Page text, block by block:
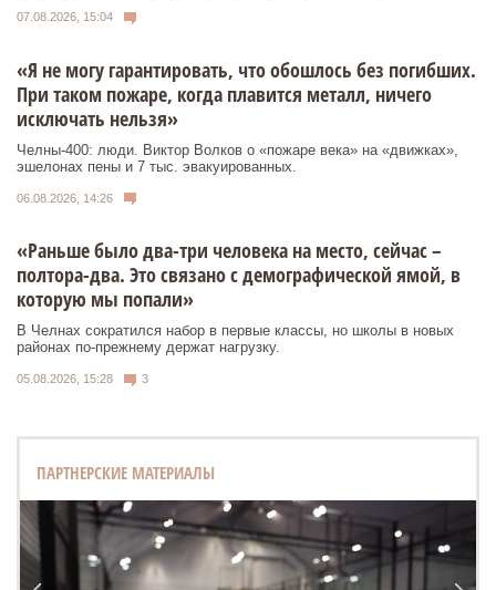
07.08.2026, 15:04
«Я не могу гарантировать, что обошлось без погибших.
При таком пожаре, когда плавится металл, ничего
исключать нельзя»
Челны-400: люди. Виктор Волков о «пожаре века» на «движках»,
эшелонах пены и 7 тыс. эвакуированных.
06.08.2026, 14:26
«Раньше было два-три человека на место, сейчас –
полтора-два. Это связано с демографической ямой, в
которую мы попали»
В Челнах сократился набор в первые классы, но школы в новых
районах по-прежнему держат нагрузку.
05.08.2026, 15:28 3
ПАРТНЕРСКИЕ МАТЕРИАЛЫ